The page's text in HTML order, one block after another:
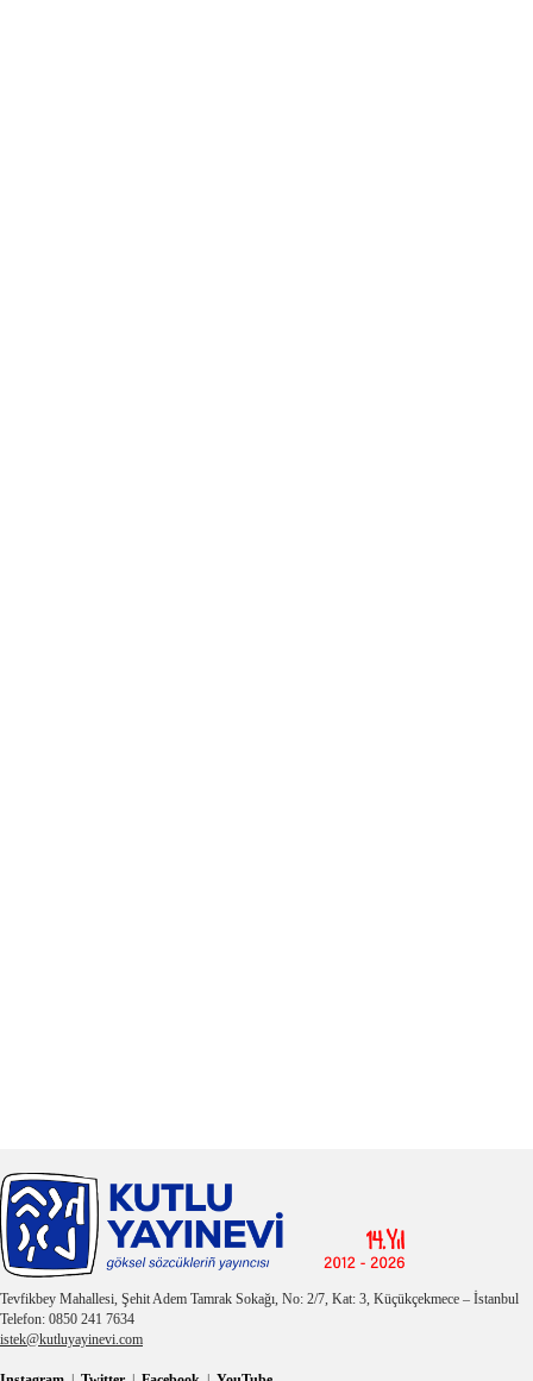
Tevfikbey Mahallesi, Şehit Adem Tamrak Sokağı, No: 2/7, Kat: 3, Küçükçekmece – İstanbul
Telefon: 0850 241 7634
istek@kutluyayinevi.com